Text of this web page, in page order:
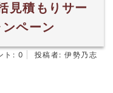
見積もりサー
ペーン
ト: 0 投稿者: 伊勢乃志